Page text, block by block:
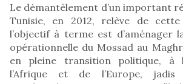
Le démantèlement d’un important
Tunisie, en 2012, relève de
l’objectif à terme est d’aménager
opérationnelle du Mossad au
en pleine transition politique, à
l’Afrique et de l’Europe, jadis